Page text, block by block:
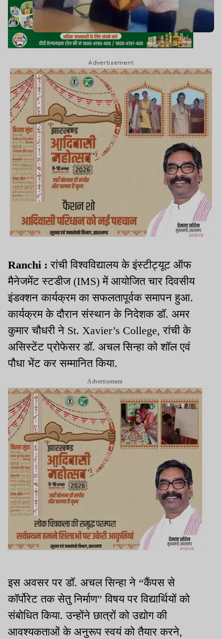
Advertisement
Ranchi : रांची विश्वविद्यालय के इंस्टीट्यूट ऑफ
मैनेजमेंट स्टडीज (IMS) में आयोजित चार दिवसीय
इंडक्शन कार्यक्रम का सफलतापूर्वक समापन हुआ.
कार्यक्रम के दौरान संस्थान के निदेशक डॉ. अमर
कुमार चौधरी ने St. Xavier’s College, रांची के
असिस्टेंट प्रोफेसर डॉ. अचल सिन्हा को शॉल एवं
पौधा भेंट कर सम्मानित किया.
Advertisement
इस अवसर पर डॉ. अचल सिन्हा ने “कैंपस से
कॉर्पोरेट तक सेतु निर्माण” विषय पर विद्यार्थियों को
संबोधित किया. उन्होंने छात्रों को उद्योग की
आवश्यकताओं के अनुरूप स्वयं को तैयार करने,